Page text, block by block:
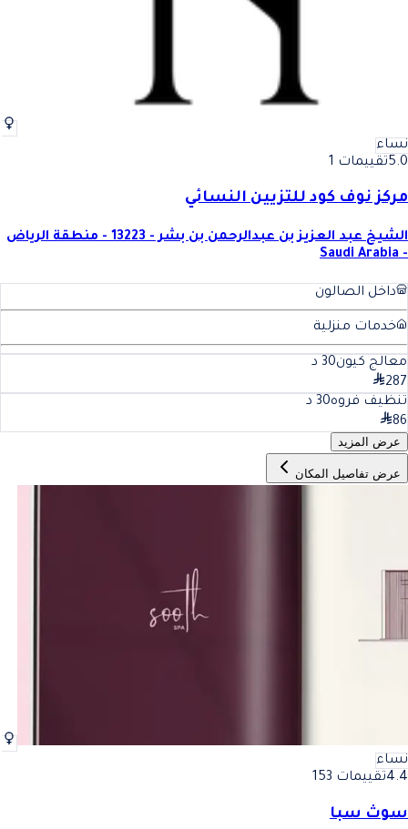
نساء
5.0تقييمات 1
مركز نوف كود للتزيين النسائي
الشيخ عبد العزيز بن عبدالرحمن بن بشر - 13223 - منطقة الرياض
- Saudi Arabia
داخل الصالون
خدمات منزلية
معالج كيون30 د
287
تنظيف فروه30 د
86
عرض المزيد
عرض تفاصيل المكان
نساء
4.4تقييمات 153
سوث سبا